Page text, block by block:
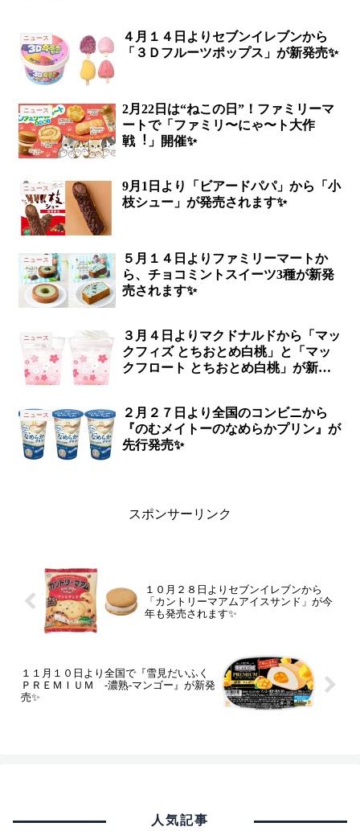
ニュース
４月１４日よりセブンイレブンから
「３Ｄフルーツポップス」が新発売✨
ニュース
2月22日は“ねこの日”！ファミリーマ
ートで「ファミリ〜にゃ〜ト大作
戦︕」開催✨
ニュース
9月1日より「ビアードパパ」から「小
枝シュー」が発売されます✨
ニュース
５月１４日よりファミリーマートか
ら、チョコミントスイーツ3種が新発
売されます✨
ニュース
３月４日よりマクドナルドから「マッ
クフィズ とちおとめ白桃」と「マッ
クフロート とちおとめ白桃」が新発
ニュース
２月２７日より全国のコンビニから
『のむメイトーのなめらかプリン』が
先行発売✨
スポンサーリンク
１０月２８日よりセブンイレブンから
「カントリーマアムアイスサンド」が今
年も発売されます✨
１１月１０日より全国で『雪見だいふく
ＰＲＥＭＩＵＭ ‐濃熟‐マンゴー』が新発
売✨
人気記事